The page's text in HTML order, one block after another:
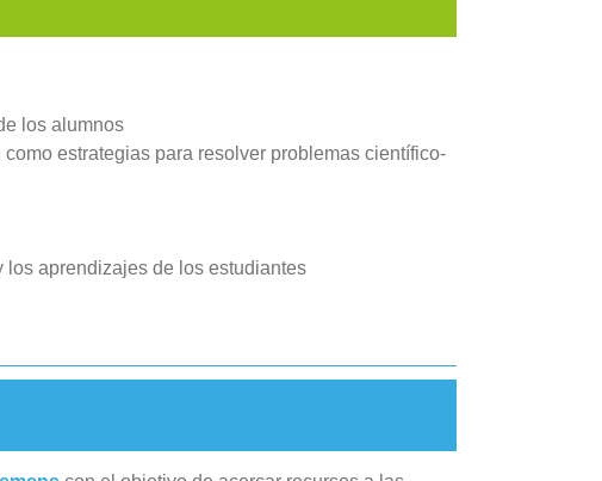
los alumnos
estrategias para resolver problemas científico-
los aprendizajes de los estudiantes